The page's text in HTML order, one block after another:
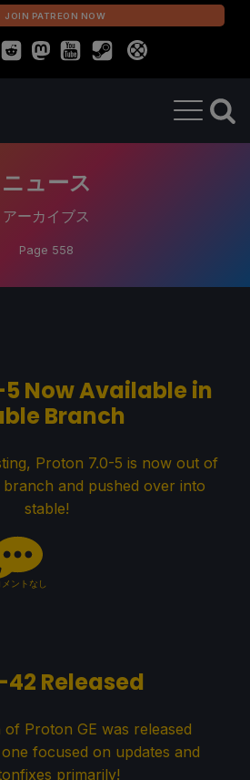
JOIN PATREON NOW
ニュース
アーカイブス
Page 558
Now Available in
Branch
Proton 7.0-5 is now out of
and pushed over into
stable!
メントなし
42 Released
Proton GE was released
focused on updates and
primarily!